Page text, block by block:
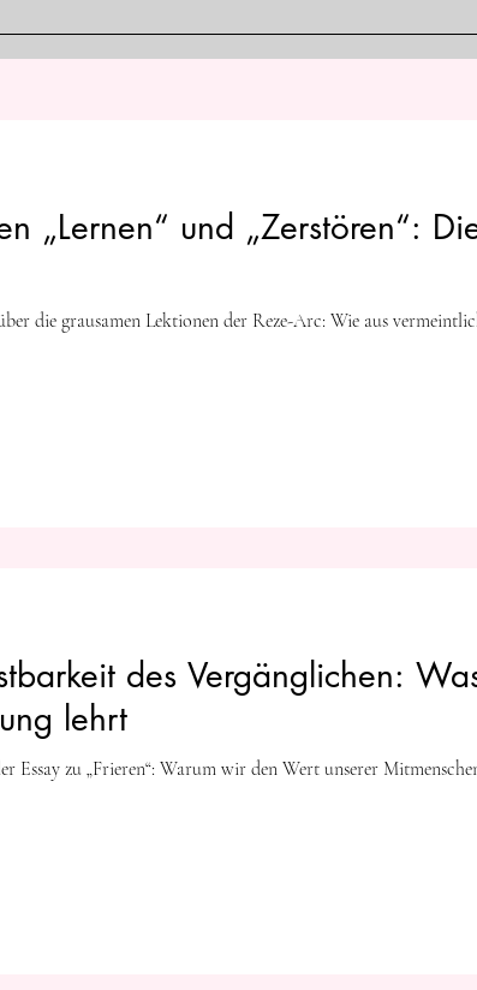
„Lernen“ und „Zerstören“:
die grausamen Lektionen der Reze-Arc: Wie aus
des Vergänglichen:
lehrt
Essay zu „Frieren“: Warum wir den Wert unserer